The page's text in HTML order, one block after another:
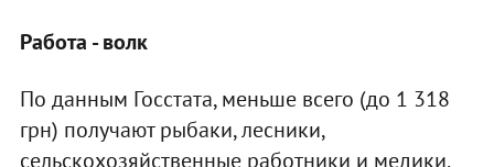
Работа - волк
По данным Госстата, меньше всего (до 1 318
грн) получают рыбаки, лесники,
сельскохозяйственные работники и медики.